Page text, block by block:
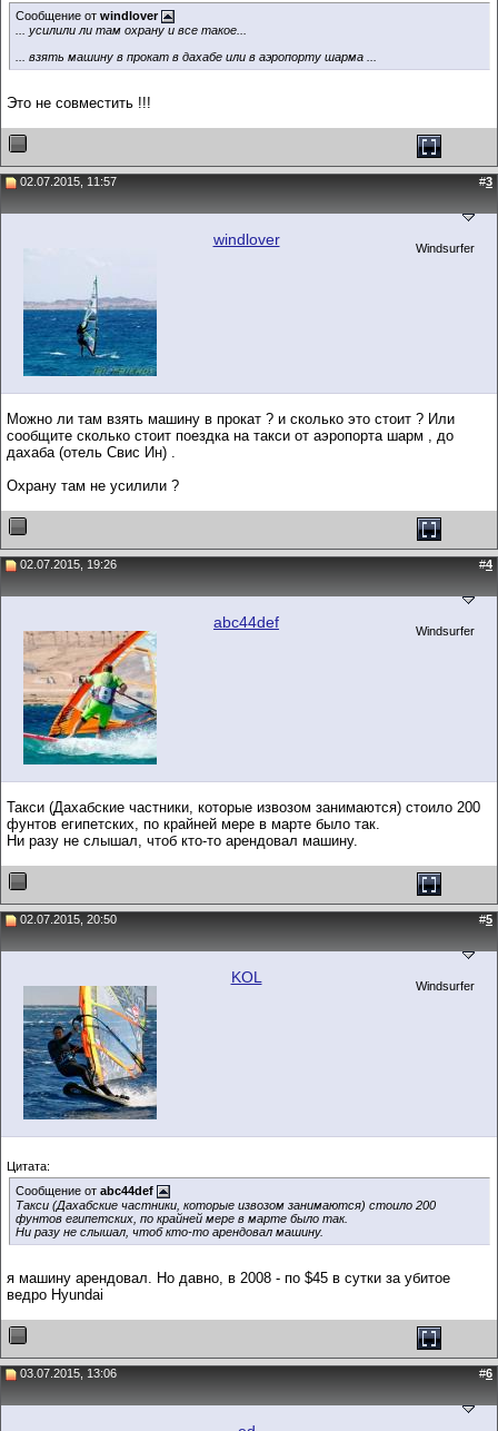
Сообщение от windlover
... усилили ли там охрану и все такое...
... взять машину в прокат в дахабе или в аэропорту шарма ...
Это не совместить !!!
02.07.2015, 11:57 #3
windlover Windsurfer
Можно ли там взять машину в прокат ? и сколько это стоит ? Или
сообщите сколько стоит поездка на такси от аэропорта шарм , до
дахаба (отель Свис Ин) .
Охрану там не усилили ?
02.07.2015, 19:26 #4
abc44def Windsurfer
Такси (Дахабские частники, которые извозом занимаются) стоило 200
фунтов египетских, по крайней мере в марте было так.
Ни разу не слышал, чтоб кто-то арендовал машину.
02.07.2015, 20:50 #5
KOL Windsurfer
Цитата:
Сообщение от abc44def
Такси (Дахабские частники, которые извозом занимаются) стоило 200
фунтов египетских, по крайней мере в марте было так.
Ни разу не слышал, чтоб кто-то арендовал машину.
я машину арендовал. Но давно, в 2008 - по $45 в сутки за убитое
ведро Hyundai
03.07.2015, 13:06 #6